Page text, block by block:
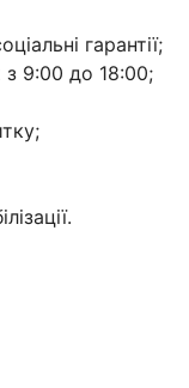
гарантії;
9:00 до 18:00;